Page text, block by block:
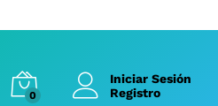
0
Iniciar Sesión
Registro